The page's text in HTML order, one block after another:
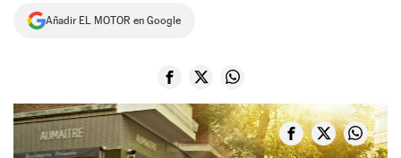
Añadir EL MOTOR en Google